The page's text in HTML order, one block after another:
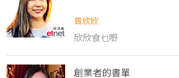
曾欣欣
欣欣食乜嘢
創業者的書單